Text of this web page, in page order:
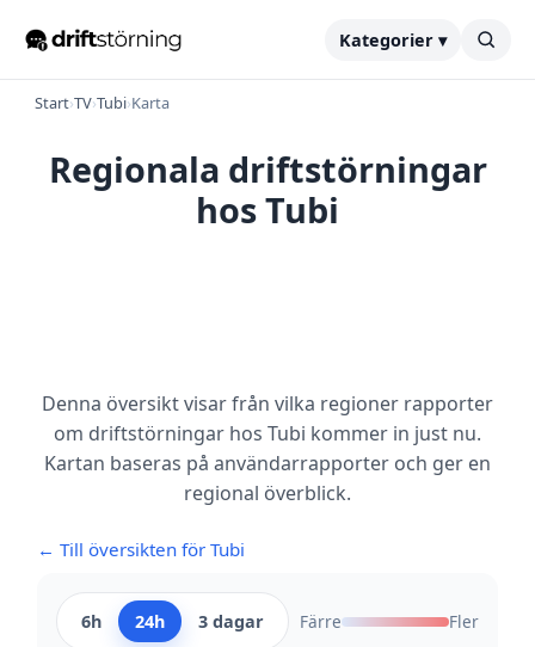
Kategorier ▾
Start›TV›Tubi›Karta
Regionala driftstörningar
hos Tubi
Denna översikt visar från vilka regioner rapporter
om driftstörningar hos Tubi kommer in just nu.
Kartan baseras på användarrapporter och ger en
regional överblick.
← Till översikten för Tubi
6h 24h 3 dagar Färre Fler